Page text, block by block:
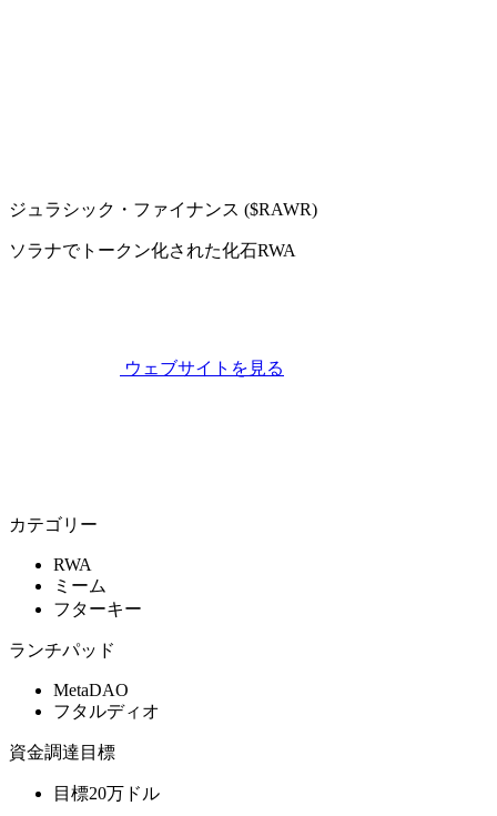
ジュラシック・ファイナンス ($RAWR)
ソラナでトークン化された化石RWA
ウェブサイトを見る
カテゴリー
RWA
ミーム
フターキー
ランチパッド
MetaDAO
フタルディオ
資金調達目標
目標20万ドル